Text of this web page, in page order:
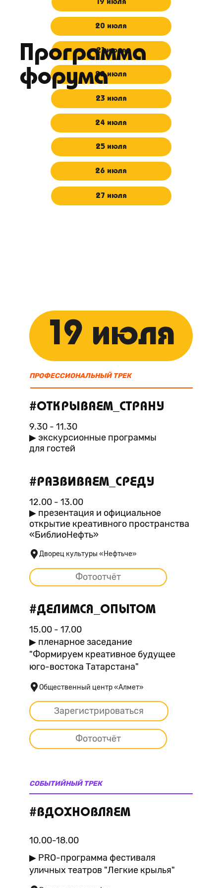
19 июля
20 июля
21 июля
22 июля
23 июля
24 июля
25 июля
26 июля
27 июля
Программа
форума
19 июля
ПРОФЕССИОНАЛЬНЫЙ ТРЕК
#ОТКРЫВАЕМ_СТРАНУ
9.30 - 11.30
▶ экскурсионные программы
для гостей
#РАЗВИВАЕМ_СРЕДУ
12.00 - 13.00
▶ презентация и официальное
открытие креативного пространства
«БиблиоНефть»
Дворец культуры «Нефтьче»
Фотоотчёт
#ДЕЛИМСЯ_ОПЫТОМ
15.00 - 17.00
▶ пленарное заседание
"Формируем креативное будущее
юго-востока Татарстана"
Общественный центр «Алмет»
Зарегистрироваться
Фотоотчёт
СОБЫТИЙНЫЙ ТРЕК
#ВДОХНОВЛЯЕМ
10.00-18.00
▶ PRO-программа фестиваля
уличных театров "Легкие крылья"